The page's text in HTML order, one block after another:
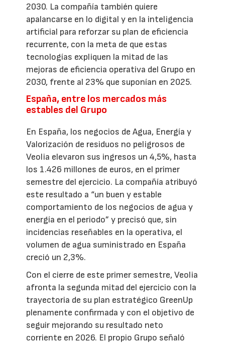
2030. La compañía también quiere
apalancarse en lo digital y en la inteligencia
artificial para reforzar su plan de eficiencia
recurrente, con la meta de que estas
tecnologías expliquen la mitad de las
mejoras de eficiencia operativa del Grupo en
2030, frente al 23% que suponían en 2025.
España, entre los mercados más
estables del Grupo
En España, los negocios de Agua, Energía y
Valorización de residuos no peligrosos de
Veolia elevaron sus ingresos un 4,5%, hasta
los 1.426 millones de euros, en el primer
semestre del ejercicio. La compañía atribuyó
este resultado a “un buen y estable
comportamiento de los negocios de agua y
energía en el periodo” y precisó que, sin
incidencias reseñables en la operativa, el
volumen de agua suministrado en España
creció un 2,3%.
Con el cierre de este primer semestre, Veolia
afronta la segunda mitad del ejercicio con la
trayectoria de su plan estratégico GreenUp
plenamente confirmada y con el objetivo de
seguir mejorando su resultado neto
corriente en 2026. El propio Grupo señaló